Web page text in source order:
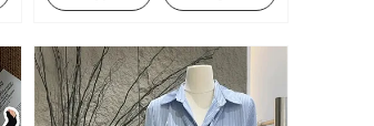
Modelo Curto Top